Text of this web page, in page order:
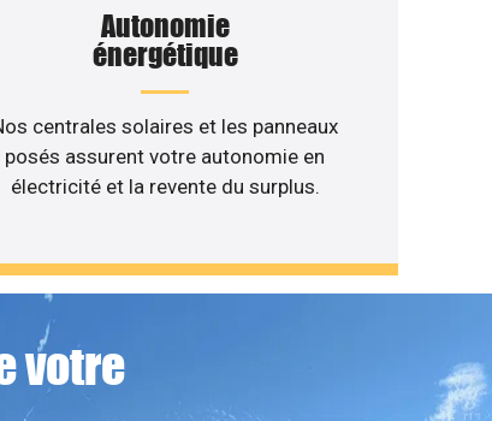
Autonomie
énergétique
centrales solaires et les panneaux
posés assurent votre autonomie en
électricité et la revente du surplus.
votre